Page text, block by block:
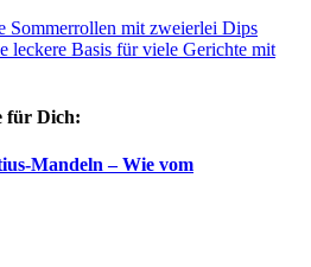
Sommerrollen mit zweierlei Dips
leckere Basis für viele Gerichte mit
für Dich:
Mandeln – Wie vom